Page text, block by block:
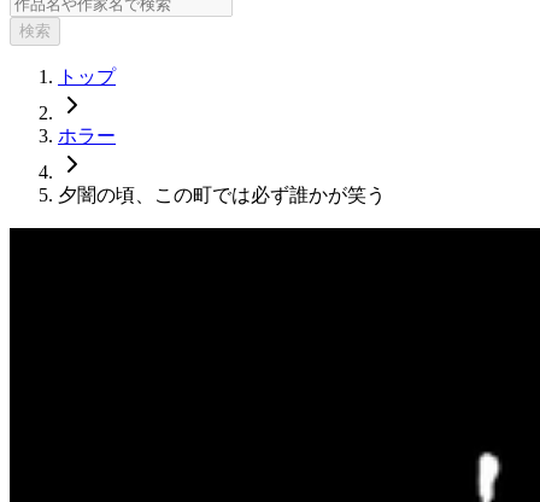
検索
トップ
ホラー
夕闇の頃、この町では必ず誰かが笑う